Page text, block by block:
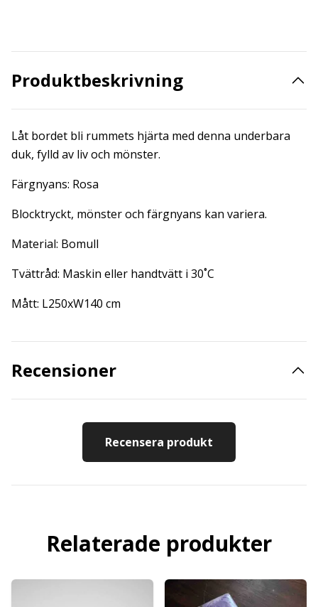
Produktbeskrivning
Låt bordet bli rummets hjärta med denna underbara
duk, fylld av liv och mönster.
Färgnyans: Rosa
Blocktryckt, mönster och färgnyans kan variera.
Material: Bomull
Tvättråd: Maskin eller handtvätt i 30˚C
Mått: L250xW140 cm
Recensioner
Recensera produkt
Relaterade produkter